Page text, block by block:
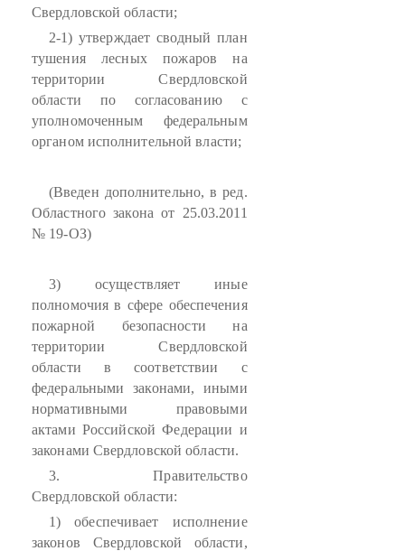
Свердловской области;
2-1) утверждает сводный план
тушения лесных пожаров на
территории Свердловской
области по согласованию с
уполномоченным федеральным
органом исполнительной власти;
(Введен дополнительно, в ред.
Областного закона от 25.03.2011
№ 19-ОЗ)
3) осуществляет иные
полномочия в сфере обеспечения
пожарной безопасности на
территории Свердловской
области в соответствии с
федеральными законами, иными
нормативными правовыми
актами Российской Федерации и
законами Свердловской области.
3. Правительство
Свердловской области:
1) обеспечивает исполнение
законов Свердловской области,